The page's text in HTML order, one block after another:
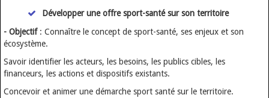
Développer une offre sport-santé sur son territoire
- Objectif : Connaître le concept de sport-santé, ses enjeux et son
écosystème.
Savoir identifier les acteurs, les besoins, les publics cibles, les
financeurs, les actions et dispositifs existants.
Concevoir et animer une démarche sport santé sur le territoire.